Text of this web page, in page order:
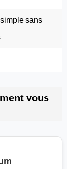
sans
vous